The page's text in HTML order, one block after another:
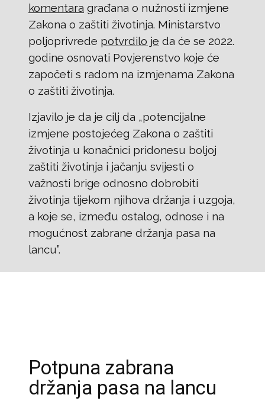
komentara građana o nužnosti izmjene
Zakona o zaštiti životinja. Ministarstvo
poljoprivrede potvrdilo je da će se 2022.
godine osnovati Povjerenstvo koje će
započeti s radom na izmjenama Zakona
o zaštiti životinja.
Izjavilo je da je cilj da „potencijalne
izmjene postojećeg Zakona o zaštiti
životinja u konačnici pridonesu boljoj
zaštiti životinja i jačanju svijesti o
važnosti brige odnosno dobrobiti
životinja tijekom njihova držanja i uzgoja,
a koje se, između ostalog, odnose i na
mogućnost zabrane držanja pasa na
lancu”.
Potpuna zabrana
držanja pasa na lancu